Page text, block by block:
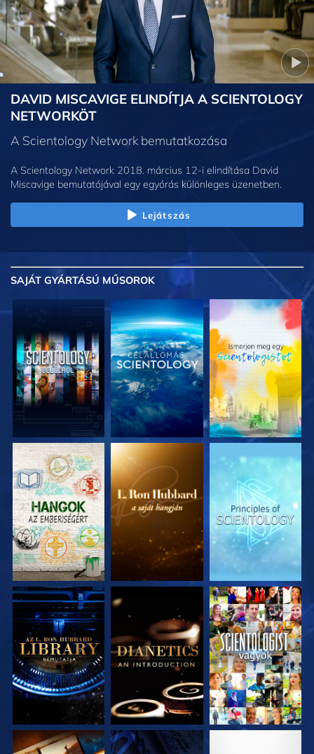
DAVID MISCAVIGE ELINDÍTJA A SCIENTOLOGY
NETWORKÖT
A Scientology Network bemutatkozása
A Scientology Network 2018. március 12-i elindítása David
Miscavige bemutatójával egy egyórás különleges üzenetben.
Lejátszás
SAJÁT GYÁRTÁSÚ MŰSOROK
A SOROZAT
RÉSZEI
A SOROZAT
RÉSZEI
A SOROZAT
RÉSZEI
A SOROZAT
RÉSZEI
A SOROZAT
RÉSZEI
MŰSORNÉZÉS